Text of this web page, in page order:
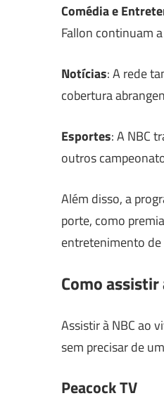
Comédia e
Fallon continuam
Notícias: A rede
cobertura
Esportes: A NBC
outros
Além disso, a
porte, como
entretenimento de
Como
Assistir à NBC ao
sem precisar de
Peacock TV